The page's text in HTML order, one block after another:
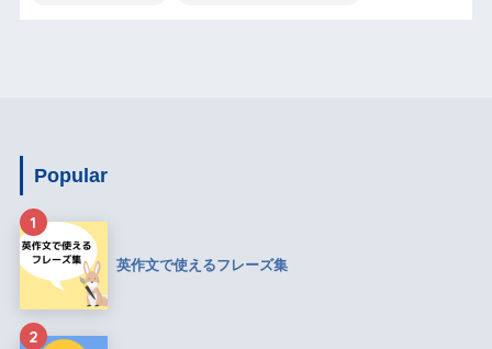
Popular
1
英作文で使えるフレーズ集
2